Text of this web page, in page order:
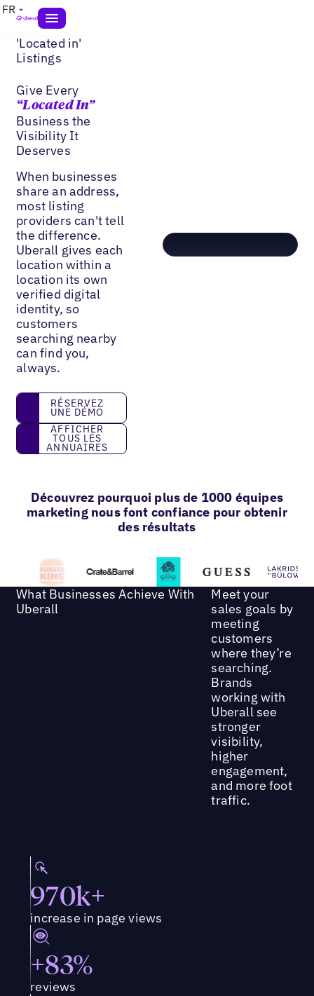
FR
'Located in'
Listings
Give Every
“Located In”
Business the
Visibility It
Deserves
When businesses
share an address,
most listing
providers can't tell
the difference.
Uberall gives each
location within a
location its own
verified digital
identity, so
customers
searching nearby
can find you,
always.
réservez une démo
RÉSERVEZ
UNE DÉMO
Afficher tous les annuaires
AFFICHER
TOUS LES
ANNUAIRES
Découvrez pourquoi plus de 1000 équipes
marketing nous font confiance pour obtenir
des résultats
What Businesses Achieve With
Uberall
Meet your
sales goals by
meeting
customers
where they’re
searching.
Brands
working with
Uberall see
stronger
visibility,
higher
engagement,
and more foot
traffic.
970k+
increase in page views
+83%
reviews